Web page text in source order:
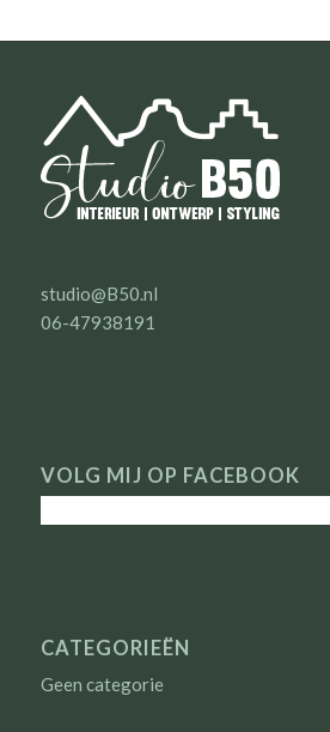
studio@B50.nl
06-47938191
VOLG MIJ OP FACEBOOK
CATEGORIEËN
Geen categorie